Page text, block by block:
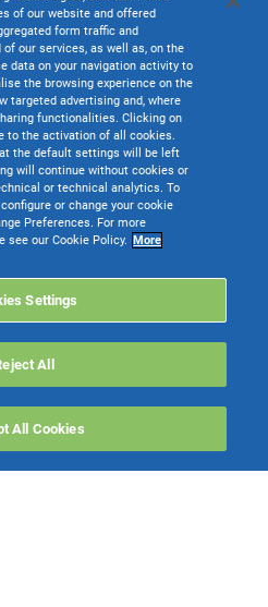
of our website and offered
form traffic and
our services, as well as, on the
data on your navigation activity to
the browsing experience on the
targeted advertising and, where
functionalities. Clicking on
to the activation of all cookies.
the default settings will be left
will continue without cookies or
or technical analytics. To
or change your cookie
Preferences. For more
see our Cookie Policy. More
Settings
All
All Cookies